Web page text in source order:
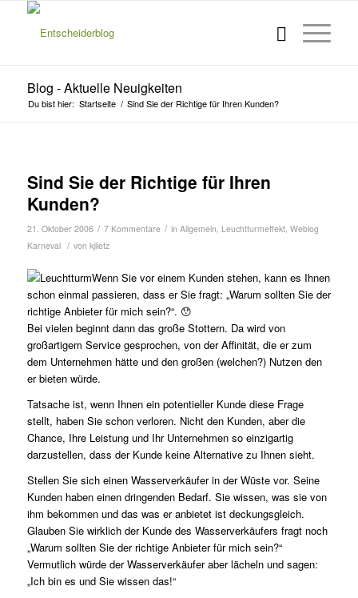
Blog - Aktuelle Neuigkeiten
Du bist hier: Startseite / Sind Sie der Richtige für Ihren Kunden?
Sind Sie der Richtige für Ihren
Kunden?
21. Oktober 2006 / 7 Kommentare / in Allgemein, Leuchtturmeffekt, Weblog
Karneval / von kjlietz
Wenn Sie vor einem Kunden stehen, kann es Ihnen
schon einmal passieren, dass er Sie fragt: „Warum sollten Sie der
richtige Anbieter für mich sein?“. 😯
Bei vielen beginnt dann das große Stottern. Da wird von
großartigem Service gesprochen, von der Affinität, die er zum
dem Unternehmen hätte und den großen (welchen?) Nutzen den
er bieten würde.
Tatsache ist, wenn Ihnen ein potentieller Kunde diese Frage
stellt, haben Sie schon verloren. Nicht den Kunden, aber die
Chance, Ihre Leistung und Ihr Unternehmen so einzigartig
darzustellen, dass der Kunde keine Alternative zu Ihnen sieht.
Stellen Sie sich einen Wasserverkäufer in der Wüste vor. Seine
Kunden haben einen dringenden Bedarf. Sie wissen, was sie von
ihm bekommen und das was er anbietet ist deckungsgleich.
Glauben Sie wirklich der Kunde des Wasserverkäufers fragt noch
„Warum sollten Sie der richtige Anbieter für mich sein?“
Vermutlich würde der Wasserverkäufer aber lächeln und sagen:
„Ich bin es und Sie wissen das!“